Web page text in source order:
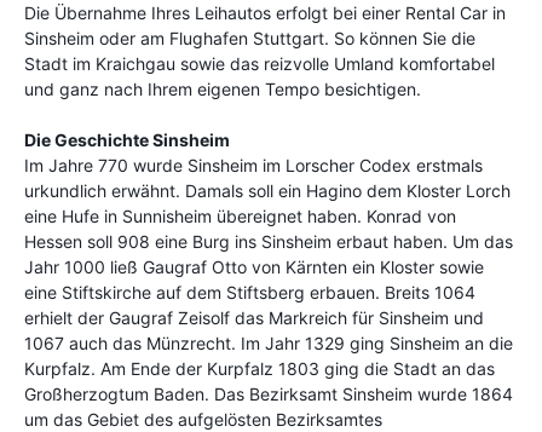
Die Übernahme Ihres Leihautos erfolgt bei einer Rental Car in
Sinsheim oder am Flughafen Stuttgart. So können Sie die
Stadt im Kraichgau sowie das reizvolle Umland komfortabel
und ganz nach Ihrem eigenen Tempo besichtigen.
Die Geschichte Sinsheim
Im Jahre 770 wurde Sinsheim im Lorscher Codex erstmals
urkundlich erwähnt. Damals soll ein Hagino dem Kloster Lorch
eine Hufe in Sunnisheim übereignet haben. Konrad von
Hessen soll 908 eine Burg ins Sinsheim erbaut haben. Um das
Jahr 1000 ließ Gaugraf Otto von Kärnten ein Kloster sowie
eine Stiftskirche auf dem Stiftsberg erbauen. Breits 1064
erhielt der Gaugraf Zeisolf das Markreich für Sinsheim und
1067 auch das Münzrecht. Im Jahr 1329 ging Sinsheim an die
Kurpfalz. Am Ende der Kurpfalz 1803 ging die Stadt an das
Großherzogtum Baden. Das Bezirksamt Sinsheim wurde 1864
um das Gebiet des aufgelösten Bezirksamtes